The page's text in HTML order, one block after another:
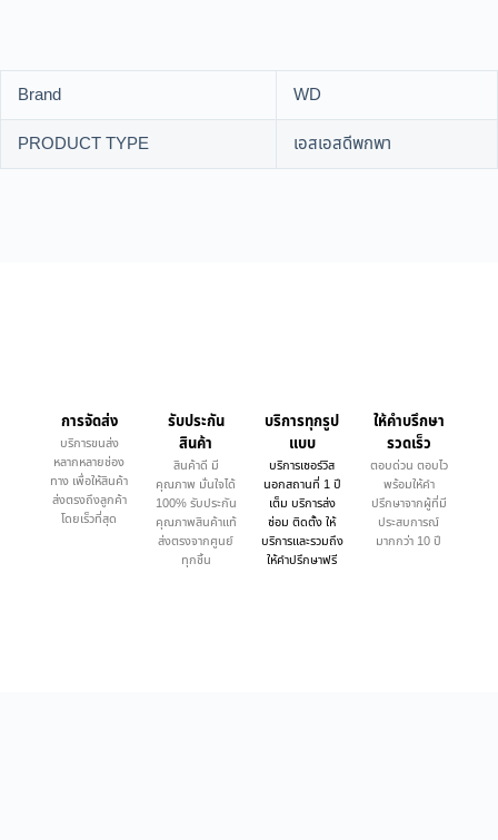
Brand
WD
PRODUCT TYPE
เอสเอสดีพกพา
การจัดส่ง
บริการขนส่ง
หลากหลายช่อง
ทาง เพื่อให้สินค้า
ส่งตรงถึงลูกค้า
โดยเร็วที่สุด
รับประกัน
สินค้า
สินค้าดี มี
คุณภาพ มั่นใจได้
100% รับประกัน
คุณภาพสินค้าแท้
ส่งตรงจากศูนย์
ทุกชิ้น
บริการทุกรูป
แบบ
บริการเซอร์วิส
นอกสถานที่ 1 ปี
เต็ม บริการส่ง
ซ่อม ติดตั้ง ให้
บริการและรวมถึง
ให้คำปรึกษาฟรี
ให้คำบรึกษา
รวดเร็ว
ตอบด่วน ตอบไว
พร้อมให้คำ
ปรึกษาจากผู้ที่มี
ประสบการณ์
มากกว่า 10 ปี